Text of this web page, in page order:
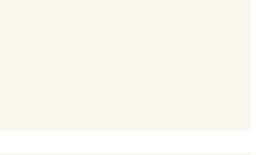
Filialleiter (m/w/d) REQ9827